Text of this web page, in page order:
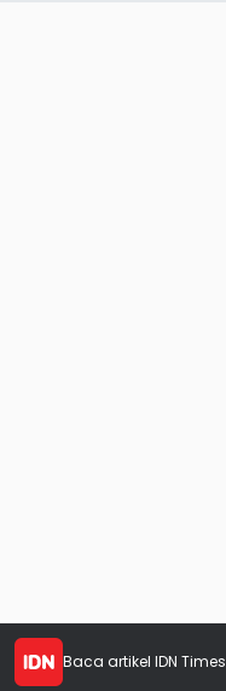
Baca artikel IDN Times